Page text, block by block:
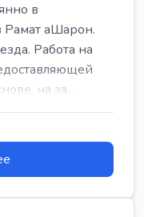
в
Рамат аШарон.
Работа на
на за...